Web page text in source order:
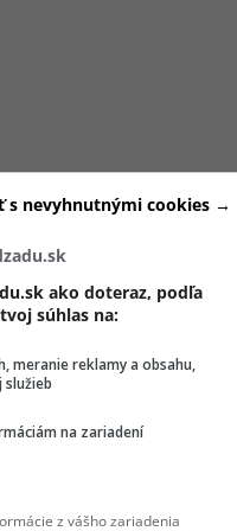
sastala víťazkou
prvým reakciám po
natáčania.
opisovala aj svoje
po finále ešte
ako doteraz, podľa
súhlas na:
meranie reklamy a obsahu,
služieb
na zariadení
z vášho zariadenia
s nevyhnutnými cookies →